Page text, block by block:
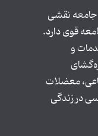
جامعه نقشی
قوی دارد.
و
معضلات
در زندگی